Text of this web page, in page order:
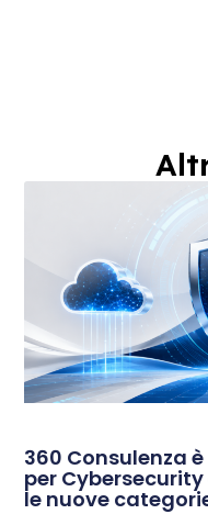
360 Consulenza
per
le nuove